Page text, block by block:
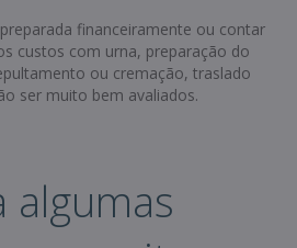
financeiramente ou contar
custos com urna, preparação do
ou cremação, traslado
ser muito bem avaliados.
algumas